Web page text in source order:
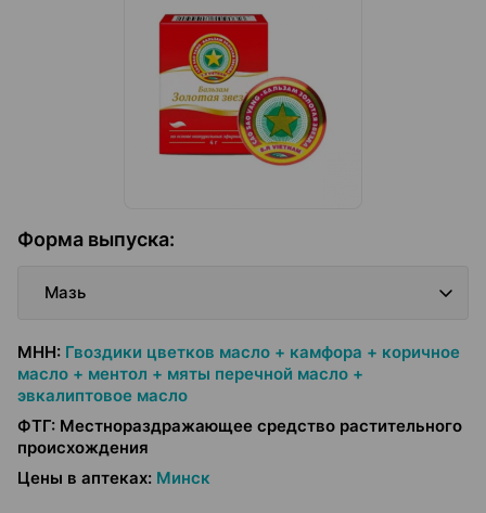
Форма выпуска:
Мазь
МНН: Гвоздики цветков масло + камфора + коричное
масло + ментол + мяты перечной масло +
эвкалиптовое масло
ФТГ: Местнораздражающее средство растительного
происхождения
Цены в аптеках: Минск